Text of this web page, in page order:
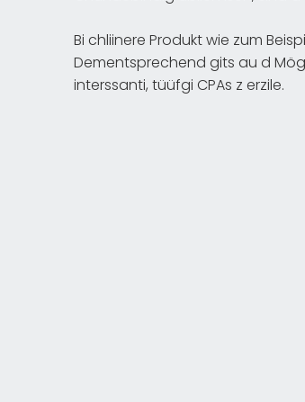
Bi chliinere Produkt wie zum
Dementsprechend gits au d
interssanti, tüüfgi CPAs z erzile.